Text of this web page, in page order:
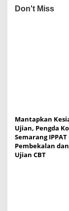
n
o
n
Don't Miss
Mantapkan
Ujian, Pengda
Semarang
Pembekalan
Ujian CBT